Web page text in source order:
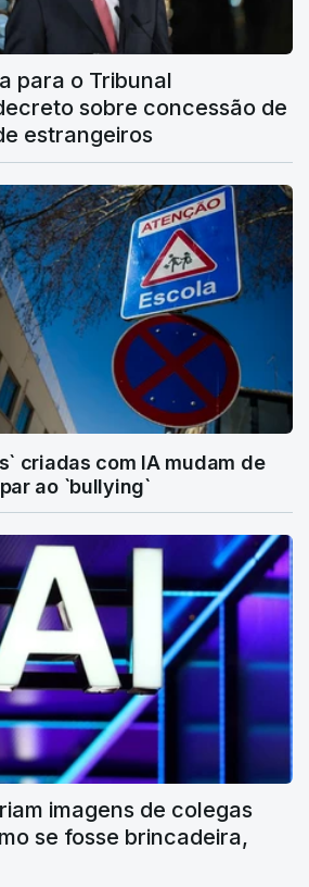
para o Tribunal
sobre concessão de
estrangeiros
criadas com IA mudam de
ao `bullying`
imagens de colegas
se fosse brincadeira,